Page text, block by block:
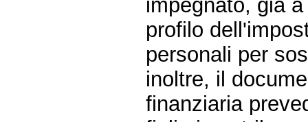
impegnato, già
profilo
personali per
inoltre, il
finanziaria